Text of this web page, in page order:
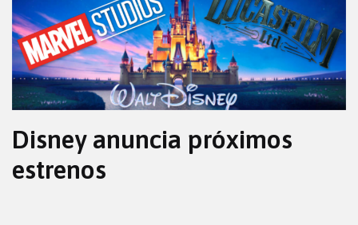
Disney anuncia próximos
estrenos